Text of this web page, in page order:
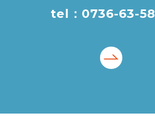
tel：0736-63-